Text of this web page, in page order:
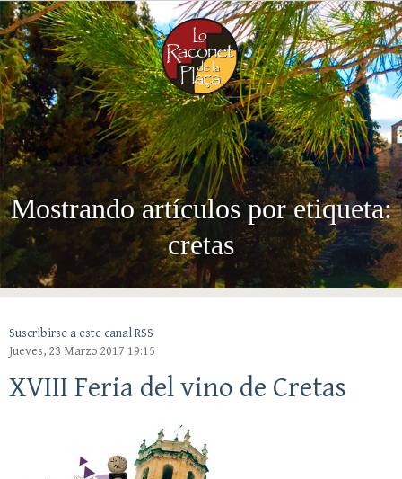
Menú CA EN ES
Mostrando artículos por etiqueta:
cretas
Suscribirse a este canal RSS
Jueves, 23 Marzo 2017 19:15
XVIII Feria del vino de Cretas